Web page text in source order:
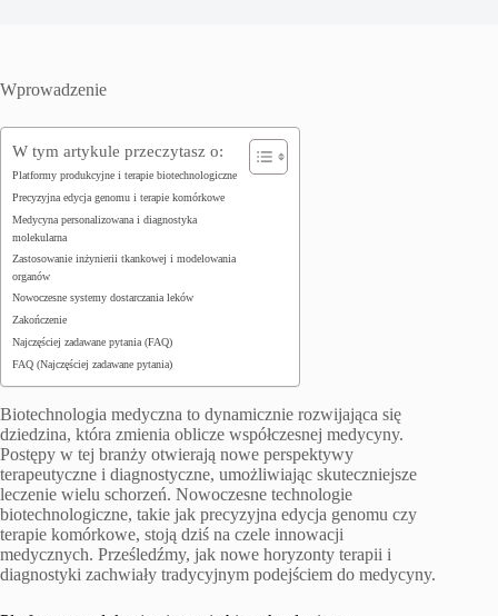
Wprowadzenie
W tym artykule przeczytasz o:
Platformy produkcyjne i terapie biotechnologiczne
Precyzyjna edycja genomu i terapie komórkowe
Medycyna personalizowana i diagnostyka
molekularna
Zastosowanie inżynierii tkankowej i modelowania
organów
Nowoczesne systemy dostarczania leków
Zakończenie
Najczęściej zadawane pytania (FAQ)
FAQ (Najczęściej zadawane pytania)
Biotechnologia medyczna to dynamicznie rozwijająca się
dziedzina, która zmienia oblicze współczesnej medycyny.
Postępy w tej branży otwierają nowe perspektywy
terapeutyczne i diagnostyczne, umożliwiając skuteczniejsze
leczenie wielu schorzeń. Nowoczesne technologie
biotechnologiczne, takie jak precyzyjna edycja genomu czy
terapie komórkowe, stoją dziś na czele innowacji
medycznych. Prześledźmy, jak nowe horyzonty terapii i
diagnostyki zachwiały tradycyjnym podejściem do medycyny.